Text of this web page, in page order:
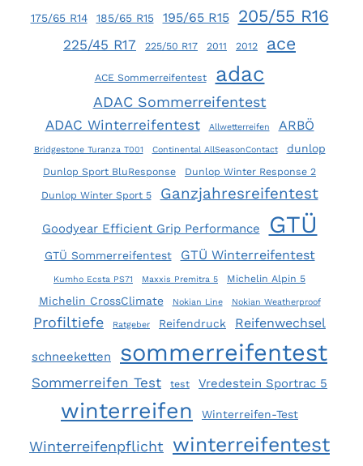
175/65 R14 185/65 R15 195/65 R15 205/55 R16
225/45 R17 225/50 R17 2011 2012 ace
ACE Sommerreifentest adac
ADAC Sommerreifentest
ADAC Winterreifentest Allwetterreifen ARBÖ
Bridgestone Turanza T001 Continental AllSeasonContact dunlop
Dunlop Sport BluResponse
Dunlop Winter Response 2
Dunlop Winter Sport 5
Ganzjahresreifentest
Goodyear Efficient Grip Performance GTÜ
GTÜ Sommerreifentest GTÜ Winterreifentest
Kumho Ecsta PS71 Maxxis Premitra 5 Michelin Alpin 5
Michelin CrossClimate Nokian Line Nokian Weatherproof
Profiltiefe Ratgeber Reifendruck Reifenwechsel
schneeketten sommerreifentest
Sommerreifen Test test Vredestein Sportrac 5
winterreifen Winterreifen-Test
Winterreifenpflicht winterreifentest